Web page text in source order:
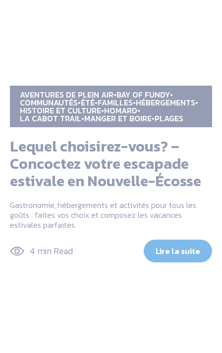
AVENTURES DE PLEIN AIR BAY OF FUNDY
COMMUNAUTÉS ÉTÉ FAMILLES HÉBERGEMENTS
HISTOIRE ET CULTURE HOMARD
LA CABOT TRAIL MANGER ET BOIRE PLAGES
Lequel choisirez-vous? –
Concoctez votre escapade
estivale en Nouvelle-Écosse
Gastronomie, hébergements et activités pour tous les
goûts : faites vos choix et composez les vacances
estivales parfaites.
4 min Read Lire la suite